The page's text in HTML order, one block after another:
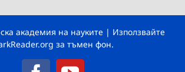
академия на науките | Използвайте
за тъмен фон.